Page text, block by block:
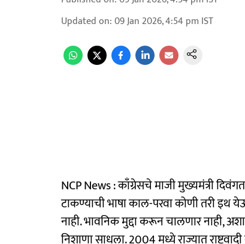
Updated on:09 Jan 2026, 4:54 pm IST
NCP News : काँग्रेसचे माजी मुख्यमंत्री
टाकण्याची भाषा काल-परवा कोणी तरी
नाही. भावनिक मुद्दा करून चालणार नाही,
निशाणा साधला. 2004 मध्ये राज्यात